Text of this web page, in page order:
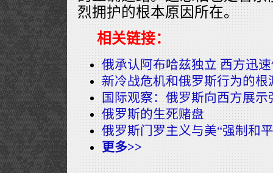
烈拥护的根本原因所在。
相关链接：
俄承认阿布哈兹独立 西方迅
新冷战危机和俄罗斯行为的根
国际观察：俄罗斯向西方展示
俄罗斯的生死赌盘
俄罗斯门罗主义与美“强制和
更多>>